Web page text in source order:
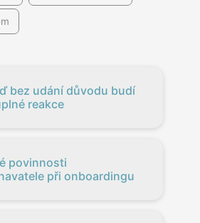
bez udání důvodu budí
reakce
povinnosti
při onboardingu